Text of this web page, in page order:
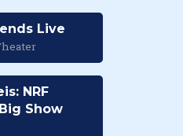
Live
NRF
Show